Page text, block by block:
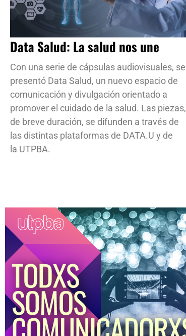
Data Salud: La salud nos une
Con una serie de cápsulas audiovisuales, se
presentó Data Salud, un nuevo espacio de
comunicación y divulgación orientado a
promover el cuidado de la salud. Las piezas,
de breve duración, se difunden a través de
las distintas plataformas de DATA.U y de
la UTPBA.